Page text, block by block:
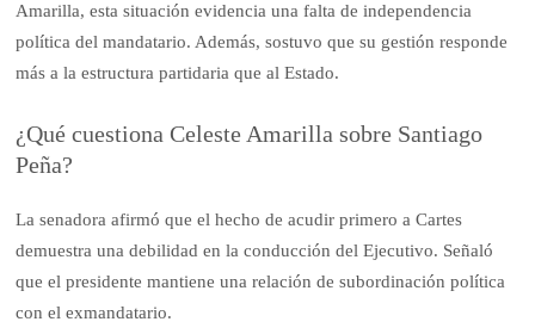
Amarilla, esta situación evidencia una falta de independencia
política del mandatario. Además, sostuvo que su gestión responde
más a la estructura partidaria que al Estado.
¿Qué cuestiona Celeste Amarilla sobre Santiago
Peña?
La senadora afirmó que el hecho de acudir primero a Cartes
demuestra una debilidad en la conducción del Ejecutivo. Señaló
que el presidente mantiene una relación de subordinación política
con el exmandatario.